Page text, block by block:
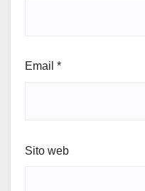
Email *
Sito web